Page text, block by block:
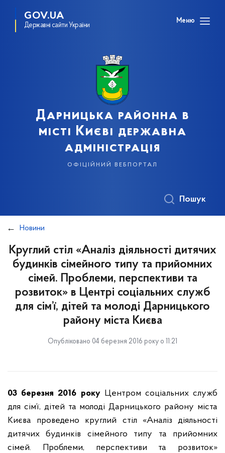
GOV.UA
Державні сайти України
Меню
Дарницька районна в
місті Києві державна
адміністрація
офіційний вебпортал
Пошук
Новини
Круглий стіл «Аналіз діяльності дитячих
будинків сімейного типу та прийомних
сімей. Проблеми, перспективи та
розвиток» в Центрі соціальних служб
для сім’ї, дітей та молоді Дарницького
району міста Києва
Опубліковано 04 березня 2016 року о 11:21
03 березня 2016 року Центром соціальних служб
для сім’ї, дітей та молоді Дарницького району міста
Києва проведено круглий стіл «Аналіз діяльності
дитячих будинків сімейного типу та прийомних
сімей. Проблеми, перспективи та розвиток»